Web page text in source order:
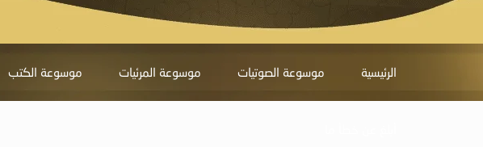
الرئيسية موسوعة الصوتيات موسوعة المرئيات موسوعة الكتب